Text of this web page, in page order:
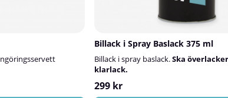
Billack i Spray Baslack 375 ml
Billack i spray baslack.Ska
klarlack.
299 kr